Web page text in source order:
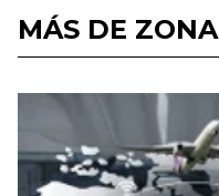
MÁS DE